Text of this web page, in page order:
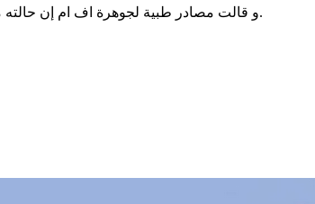
و قالت مصادر طبية لجوهرة اف ام إن حالته مستقرة و سيخضع الى تدخل جراحي بعد قليل.